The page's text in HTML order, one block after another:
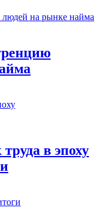
в эпоху